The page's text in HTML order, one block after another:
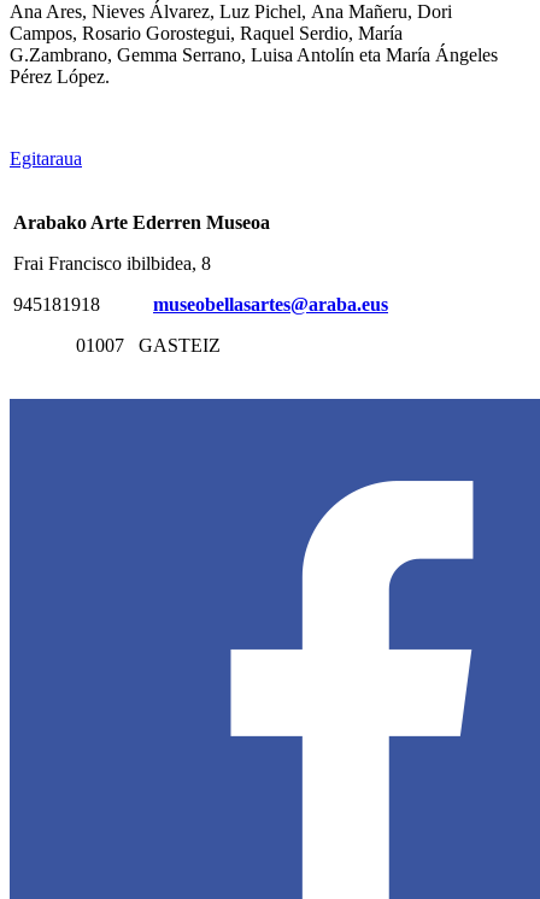
Ana Ares, Nieves Álvarez, Luz Pichel, Ana Mañeru, Dori
Campos, Rosario Gorostegui, Raquel Serdio, María
G.Zambrano, Gemma Serrano, Luisa Antolín eta María Ángeles
Pérez López.
Egitaraua
Arabako Arte Ederren Museoa
Frai Francisco ibilbidea, 8
945181918 museobellasartes@araba.eus
01007 GASTEIZ